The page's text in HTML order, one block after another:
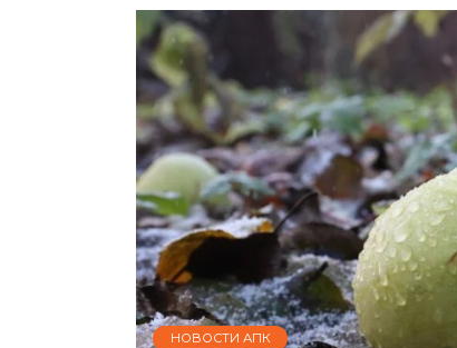
НОВОСТИ АПК